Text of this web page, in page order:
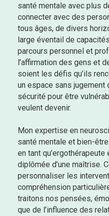
santé mentale avec plus
connecter avec des
tous âges, de divers
large éventail de
parcours personnel et
l’affirmation des gens et
soient les défis qu’ils
un espace sans
sécurité pour être
veulent devenir.
Mon expertise en
santé mentale et bien-
en tant
diplômée d’une maîtrise.
personnaliser les
compréhension
traitons nos pensées,
que de l’influence des